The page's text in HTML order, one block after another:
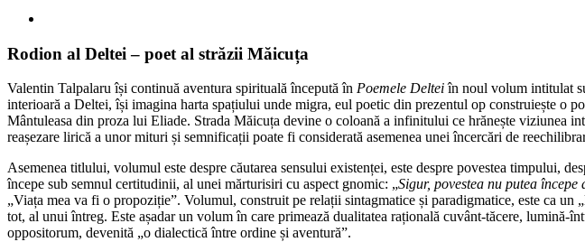
Image
Rodion al Deltei – poet al străzii Măicuța
Valentin Talpalaru își continuă aventura spirituală începută în Poemele Delteiîn noul volum intitulat
interioară a Deltei, își imagina harta spațiului unde migra, eul poetic din prezentul op construiește
Mântuleasa din proza lui Eliade. Strada Măicuța devine o coloană a infinitului ce hrănește viziunea
reașezare lirică a unor mituri și semnificații poate fi considerată asemenea unei încercări de
Asemenea titlului, volumul este despre căutarea sensului existenței, este despre povestea timpului,
începe sub semnul certitudinii, al unei mărturisiri cu aspect gnomic: „Sigur, povestea nu putea începe
„Viața mea va fi o propoziție”. Volumul, construit pe relații sintagmatice și paradigmatice, este ca
tot, al unui întreg. Este așadar un volum în care primează dualitatea rațională cuvânt-tăcere,
oppositorum, devenită „o dialectică între ordine și aventură”.